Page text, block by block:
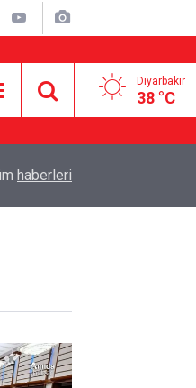
Diyarbakır
38 °C
öğretim yılı takvimi belli
haberleri